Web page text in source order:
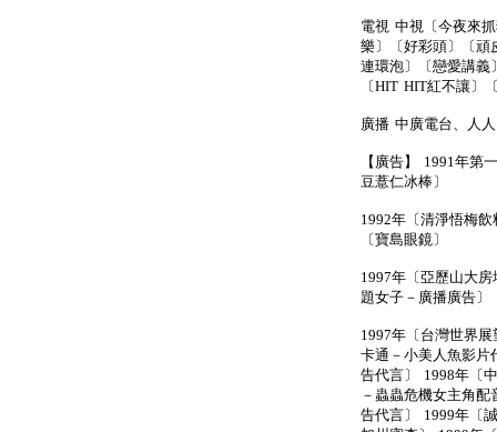
電視 中視〔今夜來
樂〕〔好彩頭〕〔頑
連環泡〕〔戀愛講義
〔HIT HIT紅不讓〕
廣播 中廣電台、人
【廣告】 1991年第
豆薏仁冰棒〕
1992年〔清淨悟梅
〔寶島眼鏡〕
1997年〔亞歷山大
題女子－廣播廣告〕
1997年〔台灣世界
卡通－小美人魚影
告代言〕 1998年〔
－蟲蟲危機女主角
告代言〕 1999年〔